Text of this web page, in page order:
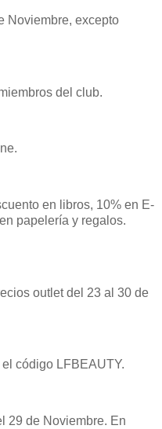
Noviembre, excepto
del club.
en libros, 10% en E-
papelería y regalos.
outlet del 23 al 30 de
código LFBEAUTY.
29 de Noviembre. En